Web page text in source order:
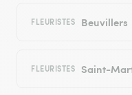
FLEURISTES Beuvillers
FLEURISTES Saint-